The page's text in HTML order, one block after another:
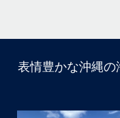
アイ
最近は、連日クル
表情豊かな沖縄